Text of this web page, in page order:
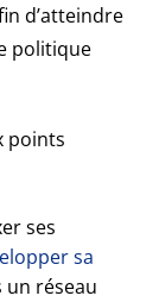
d’atteindre
politique
points
ses
sa
réseau